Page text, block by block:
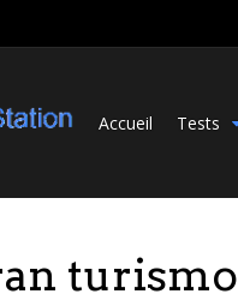
Accueil Tests